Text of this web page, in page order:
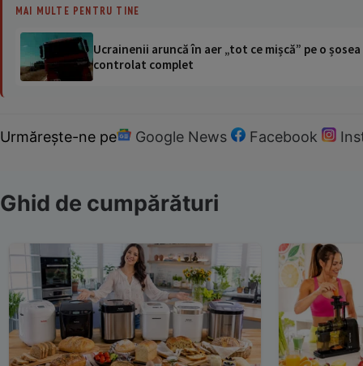
MAI MULTE PENTRU TINE
Ucrainenii aruncă în aer „tot ce mișcă” pe o
controlat complet
Urmărește-ne pe Google News Facebook
Ghid de cumpărături